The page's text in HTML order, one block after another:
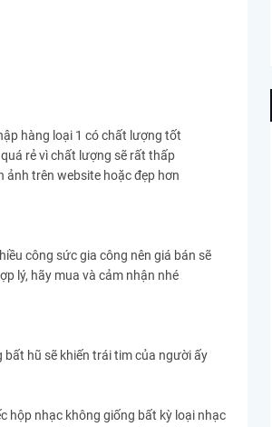
hàng loại 1 có chất lượng tốt
rẻ vì chất lượng sẽ rất thấp
ảnh trên website hoặc đẹp hơn
công sức gia công nên giá bán sẽ
lý, hãy mua và cảm nhận nhé
hũ sẽ khiến trái tim của người ấy
hộp nhạc không giống bất kỳ loại nhạc